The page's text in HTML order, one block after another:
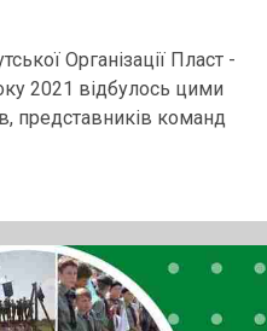
Організації Пласт -
2021 відбулось цими
представників команд